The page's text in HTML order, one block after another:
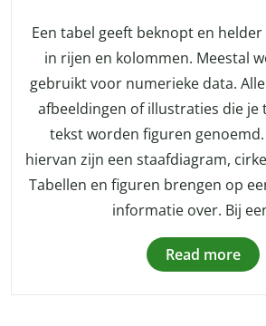
Een tabel geeft beknopt en
in rijen en kolommen. Meestal
gebruikt voor numerieke data.
afbeeldingen of illustraties die je
tekst worden figuren
hiervan zijn een staafdiagram,
Tabellen en figuren brengen op
informatie over. Bij
Read more